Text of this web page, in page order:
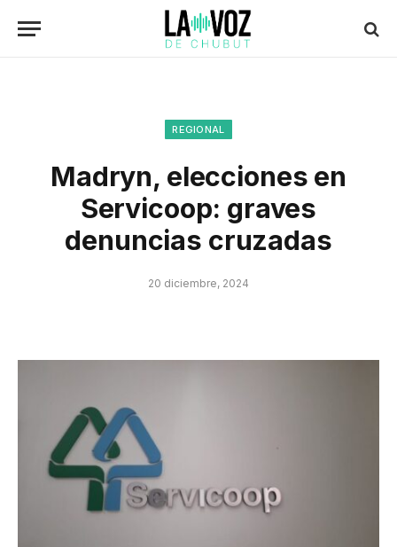
REGIONAL
Madryn, elecciones en
Servicoop: graves
denuncias cruzadas
20 diciembre, 2024